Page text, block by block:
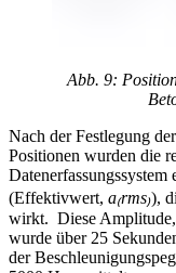
Abb. 9:
Nach der Festlegung
Positionen wurden die
(Effektivwert, a₍rms₎),
wirkt. Diese Amplitude,
wurde über 25
der